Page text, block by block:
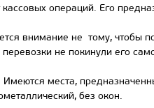
операций. Его
внимание не тому, чтобы
не покинули его
места,
без окон.